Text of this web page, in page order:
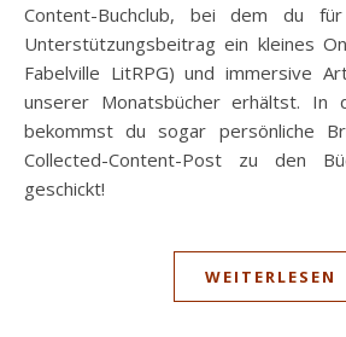
Content-Buchclub, bei dem du für
Unterstützungsbeitrag ein kleines
Fabelville LitRPG) und immersive
unserer Monatsbücher erhältst. In
bekommst du sogar persönliche
Collected-Content-Post zu den
geschickt!
WEITERLESEN